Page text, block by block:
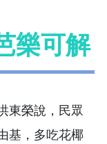
樂可解
東榮說，民眾
基，多吃花椰